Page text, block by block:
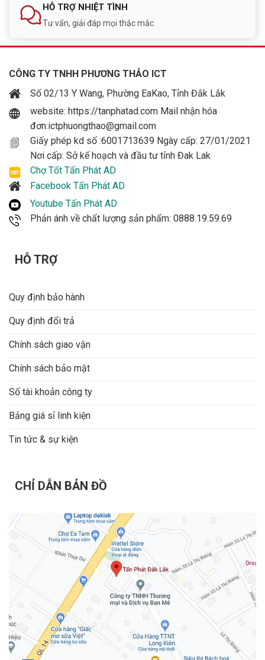
HỖ TRỢ NHIỆT TÌNH
Tư vấn, giải đáp mọi thắc mắc
CÔNG TY TNHH PHƯƠNG THẢO ICT
Số 02/13 Y Wang, Phường EaKao, Tỉnh Đắk Lắk
website: https://tanphatad.com Mail nhận hóa
đơn:ictphuongthao@gmail.com
Giấy phép kd số :6001713639 Ngày cấp: 27/01/2021
Nơi cấp: Sở kế hoạch và đầu tư tỉnh Đak Lak
Chợ Tốt Tấn Phát AD
Facebook Tấn Phát AD
Youtube Tấn Phát AD
Phản ánh về chất lượng sản phẩm: 0888.19.59.69
HỖ TRỢ
Quy định bảo hành
Quy định đổi trả
Chính sách giao vận
Chính sách bảo mật
Số tài khoản công ty
Bảng giá sỉ linh kiện
Tin tức & sự kiện
CHỈ DẪN BẢN ĐỒ